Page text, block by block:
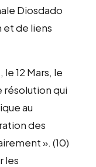
Diosdado
et de liens
12 Mars, le
résolution qui
au
des
». (10)
les